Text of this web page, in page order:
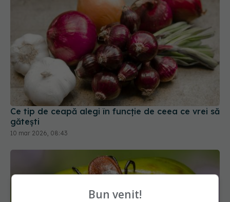
Ce tip de ceapă alegi în funcție de ceea ce vrei să
gătești
10 mar 2026, 08:43
Bun venit!